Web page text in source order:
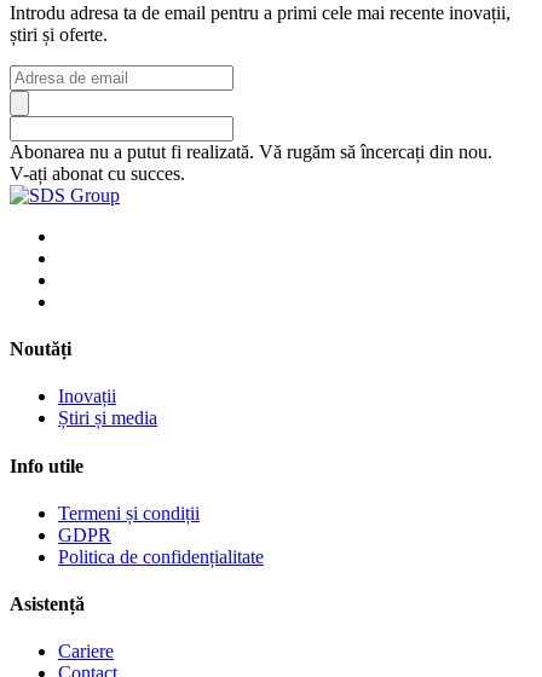
Introdu adresa ta de email pentru a primi cele mai recente inovații,
știri și oferte.
Abonarea nu a putut fi realizată. Vă rugăm să încercați din nou.
V-ați abonat cu succes.
Noutăți
Inovații
Știri și media
Info utile
Termeni și condiții
GDPR
Politica de confidențialitate
Asistență
Cariere